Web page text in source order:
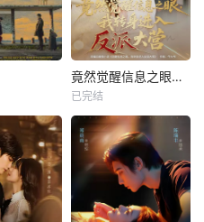
竟然觉醒信息之眼，我转身进入反派大营
已完结